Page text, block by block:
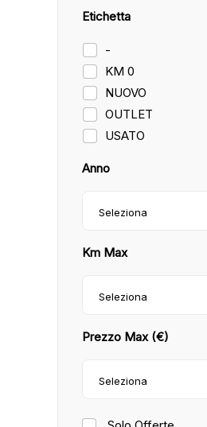
Etichetta
-
KM 0
NUOVO
OUTLET
USATO
Anno
Seleziona
Km Max
Seleziona
Prezzo Max (€)
Seleziona